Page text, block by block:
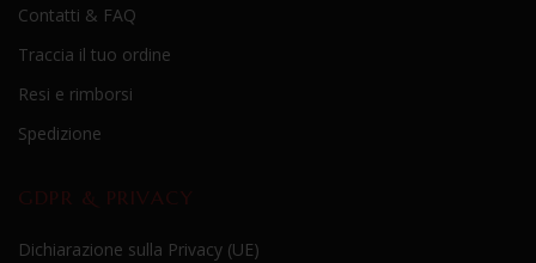
Contatti & FAQ
Traccia il tuo ordine
Resi e rimborsi
Spedizione
GDPR & PRIVACY
Dichiarazione sulla Privacy (UE)